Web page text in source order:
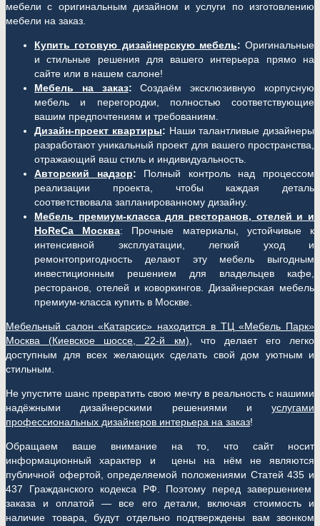
мебели с оригинальным дизайном и услуги по изготовлению
мебели на заказ.
Купить готовую дизайнерскую мебель: Оригинальные
и стильные решения для вашего интерьера прямо на
сайте или в нашем салоне!
Мебель на заказ: Создаём эксклюзивную корпусную
мебель и перегородки, полностью соответствующие
вашим предпочтениям и требованиям.
Дизайн-проект квартиры: Наши талантливые дизайнеры
разработают уникальный проект для вашего пространства,
отражающий ваш стиль и индивидуальность.
Авторский надзор: Полный контроль над процессом
реализации проекта, чтобы каждая деталь
соответствовала запланированному дизайну.
Мебель премиум-класса для ресторанов, отелей и и
HoReCa Москва: Прочные материалы, устойчивые к
интенсивной эксплуатации, легкий уход и
ремонтопригодность делают эту мебель выгодным
инвестиционным решением для владельцев кафе,
ресторанов, отелей и коворкингов. Дизайнерская мебель
премиум-класса купить в Москве.
Мебельный салон «Катарсис» находится в ТЦ «Мебель Парк»
Москва (Киевское шоссе, 22-й км) , что делает его легко
доступным для всех желающих сделать свой дом уютным и
стильным.
Не упустите шанс превратить свою мечту в реальность с нашими
надёжными дизайнерскими решениями и услугами
профессиональных дизайнеров интерьера на заказ!
Обращаем ваше внимание на то, что сайт носит
информационный характер и цены на нём не являются
публичной офертой, определяемой положениями Статей 435 и
437 Гражданского кодекса РФ. Поэтому перед завершением
заказа и оплатой — все его детали, включая стоимость и
наличие товара, будут отдельно подтверждены вам звонком